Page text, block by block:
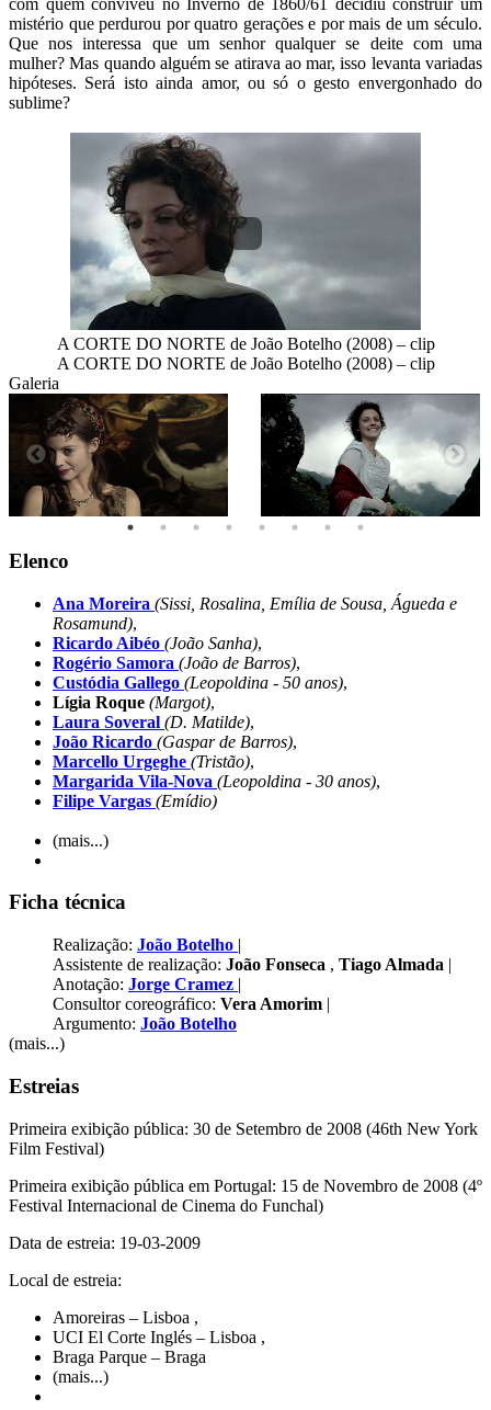
com quem conviveu no Inverno de 1860/61 decidiu construir um
mistério que perdurou por quatro gerações e por mais de um século.
Que nos interessa que um senhor qualquer se deite com uma
mulher? Mas quando alguém se atirava ao mar, isso levanta variadas
hipóteses. Será isto ainda amor, ou só o gesto envergonhado do
sublime?
A CORTE DO NORTE de João Botelho (2008) – clip
A CORTE DO NORTE de João Botelho (2008) – clip
Galeria
Elenco
Ana Moreira (Sissi, Rosalina, Emília de Sousa, Águeda e
Rosamund),
Ricardo Aibéo (João Sanha),
Rogério Samora (João de Barros),
Custódia Gallego (Leopoldina - 50 anos),
Lígia Roque (Margot),
Laura Soveral (D. Matilde),
João Ricardo (Gaspar de Barros),
Marcello Urgeghe (Tristão),
Margarida Vila-Nova (Leopoldina - 30 anos),
Filipe Vargas (Emídio)
(mais...)
Ficha técnica
Realização: João Botelho |
Assistente de realização: João Fonseca , Tiago Almada |
Anotação: Jorge Cramez |
Consultor coreográfico: Vera Amorim |
Argumento: João Botelho
(mais...)
Estreias
Primeira exibição pública: 30 de Setembro de 2008 (46th New York
Film Festival)
Primeira exibição pública em Portugal: 15 de Novembro de 2008 (4º
Festival Internacional de Cinema do Funchal)
Data de estreia: 19-03-2009
Local de estreia:
Amoreiras – Lisboa ,
UCI El Corte Inglés – Lisboa ,
Braga Parque – Braga
(mais...)